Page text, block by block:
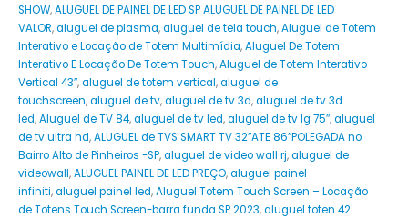
SHOW,ALUGUEL DE PAINEL DE LED SP ALUGUEL DE PAINEL DE LED
VALOR,aluguel de plasma,aluguel de tela touch,Aluguel de Totem
Interativo e Locação de Totem Multimídia,Aluguel De Totem
Interativo E Locação De Totem Touch,Aluguel de Totem Interativo
Vertical 43″,aluguel de totem vertical,aluguel de
touchscreen,aluguel de tv,aluguel de tv 3d,aluguel de tv 3d
led,Aluguel de TV 84,aluguel de tv led,aluguel de tv lg 75″,aluguel
de tv ultra hd,ALUGUEL de TVS SMART TV 32”ATE 86”POLEGADA no
Bairro‎ Alto de Pinheiros‎ -SP,aluguel de video wall rj,aluguel de
videowall,ALUGUEL PAINEL DE LED PREÇO,aluguel painel
infiniti,aluguel painel led,Aluguel Totem Touch Screen – Locação
de Totens Touch Screen-barra funda SP 2023,aluguel toten 42